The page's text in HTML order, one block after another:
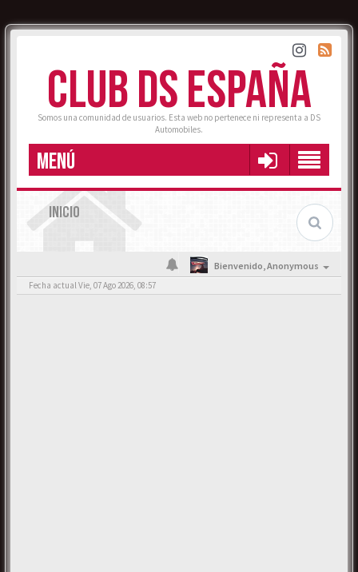
CLUB DS ESPAÑA
Somos una comunidad de usuarios. Esta web no pertenece ni representa a DS
Automobiles.
MENÚ
INICIO
Bienvenido,Anonymous
Fecha actual Vie, 07 Ago 2026, 08:57